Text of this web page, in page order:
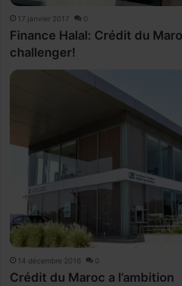
17 janvier 2017 0
Finance Halal: Crédit du
challenger!
14 décembre 2016 0
Crédit du Maroc a l’ambition